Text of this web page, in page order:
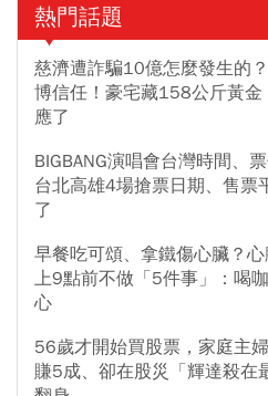
熱門話題
慈濟遭詐騙10億怎麼發生的
博信任！豪宅藏158公斤黃
應了
BIGBANG演唱會台灣時間、
台北高雄4場搶票日期、售
了
早餐吃可頌、拿鐵傷心臟？
上9點前不做「5件事」：喝
心
56歲才開始買股票，家庭主
賺5成、卻在股災「輝達殺在